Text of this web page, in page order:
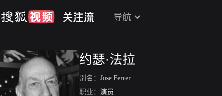
导航
约瑟·法拉
别名： Jose Ferrer
职业： 演员